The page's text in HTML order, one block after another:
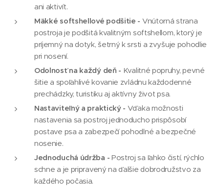
ani aktivít.
Mäkké softshellové podšitie - Vnútorná strana
postroja je podšitá kvalitným softshellom, ktorý je
príjemný na dotyk, šetrný k srsti a zvyšuje pohodlie
pri nosení.
Odolnosť na každý deň - Kvalitné popruhy, pevné
šitie a spoľahlivé kovanie zvládnu každodenné
prechádzky, turistiku aj aktívny život psa.
Nastaviteľný a praktický - Vďaka možnosti
nastavenia sa postroj jednoducho prispôsobí
postave psa a zabezpečí pohodlné a bezpečné
nosenie.
Jednoduchá údržba - Postroj sa ľahko čistí, rýchlo
schne a je pripravený na ďalšie dobrodružstvo za
každého počasia.